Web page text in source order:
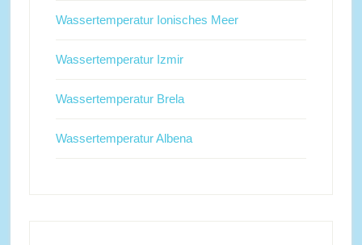
Wassertemperatur Ionisches Meer
Wassertemperatur Izmir
Wassertemperatur Brela
Wassertemperatur Albena